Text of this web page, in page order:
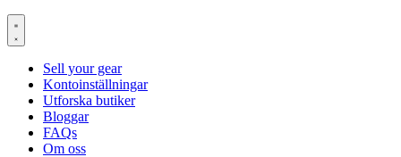
Sell your gear
Kontoinställningar
Utforska butiker
Bloggar
FAQs
Om oss